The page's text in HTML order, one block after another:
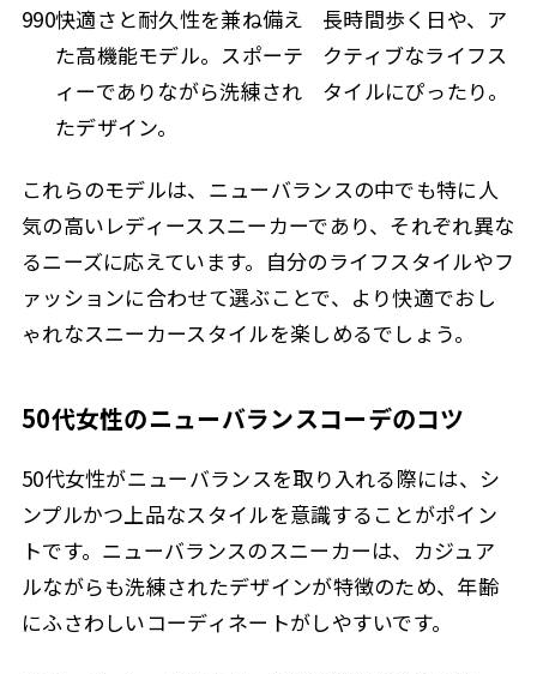
990快適さと耐久性を兼ね備え
た高機能モデル。スポーテ
ィーでありながら洗練され
たデザイン。
長時間歩く日や、ア
クティブなライフス
タイルにぴったり。
これらのモデルは、ニューバランスの中でも特に人
気の高いレディーススニーカーであり、それぞれ異な
るニーズに応えています。自分のライフスタイルやフ
ァッションに合わせて選ぶことで、より快適でおし
ゃれなスニーカースタイルを楽しめるでしょう。
50代女性のニューバランスコーデのコツ
50代女性がニューバランスを取り入れる際には、シ
ンプルかつ上品なスタイルを意識することがポイン
トです。ニューバランスのスニーカーは、カジュア
ルながらも洗練されたデザインが特徴のため、年齢
にふさわしいコーディネートがしやすいです。